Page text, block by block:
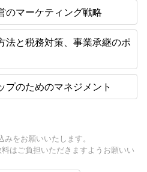
マーケティング戦略
と税務対策、事業承継のポ
のためのマネジメント
をお願いいたします。
はご負担いただきますようお願いい